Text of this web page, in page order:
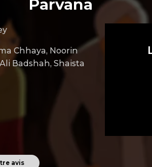
Parvana
Chhaya, Noorin
Badshah, Shaista
avis